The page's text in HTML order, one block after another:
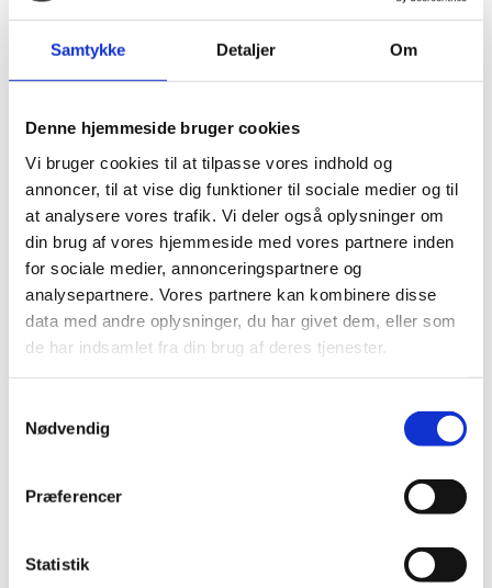
Samtykke Detaljer Om
Denne hjemmeside bruger cookies
Vi bruger cookies til at tilpasse vores indhold og
annoncer, til at vise dig funktioner til sociale medier og til
at analysere vores trafik. Vi deler også oplysninger om
din brug af vores hjemmeside med vores partnere inden
for sociale medier, annonceringspartnere og
analysepartnere. Vores partnere kan kombinere disse
data med andre oplysninger, du har givet dem, eller som
de har indsamlet fra din brug af deres tjenester.
Nødvendig
Præferencer
Statistik
praktikoplevelser fra udlandet i enten tekst eller
billeder.
Der er præmier på op til 7.000 kroner til de bedste
bidrag. Frist for indsendelse af film eller historie er
mandag 5. oktober 2021.
Alle elever, der er eller har været i praktik i udlandet
med tilskud fra PIU-ordningen, kan deltage i
konkurrencen.
De bedste film og historier bliver offentliggjort og
præmieret på en konference d. 25. november 2021 i DGI
Byen i København.
Læs mere om PIU-konkurrencen 2021
PIU - Praktik i Udlandet - er et dansk
mobilitetsprogram. PIU-ordningen giver økonomisk
erhvervsuddannelserne. På opholdene får eleverne
oplæring og praktisk arbejdserfaring inden for deres